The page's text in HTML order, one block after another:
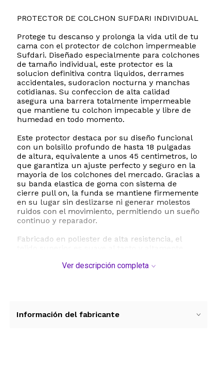
PROTECTOR DE COLCHON SUFDARI INDIVIDUAL
Protege tu descanso y prolonga la vida util de tu
cama con el protector de colchon impermeable
Sufdari. Diseñado especialmente para colchones
de tamaño individual, este protector es la
solucion definitiva contra liquidos, derrames
accidentales, sudoracion nocturna y manchas
cotidianas. Su confeccion de alta calidad
asegura una barrera totalmente impermeable
que mantiene tu colchon impecable y libre de
humedad en todo momento.
Este protector destaca por su diseño funcional
con un bolsillo profundo de hasta 18 pulgadas
de altura, equivalente a unos 45 centimetros, lo
que garantiza un ajuste perfecto y seguro en la
mayoria de los colchones del mercado. Gracias a
su banda elastica de goma con sistema de
cierre pull on, la funda se mantiene firmemente
en su lugar sin deslizarse ni generar molestos
ruidos con el movimiento, permitiendo un sueño
continuo y reparador.
Fabricado en poliester de alta resistencia, el
la sensacion de sofoco durante la noche. Es un
dormitorio. Ademas, su mantenimiento es
Ver descripción completa
Información del fabricante